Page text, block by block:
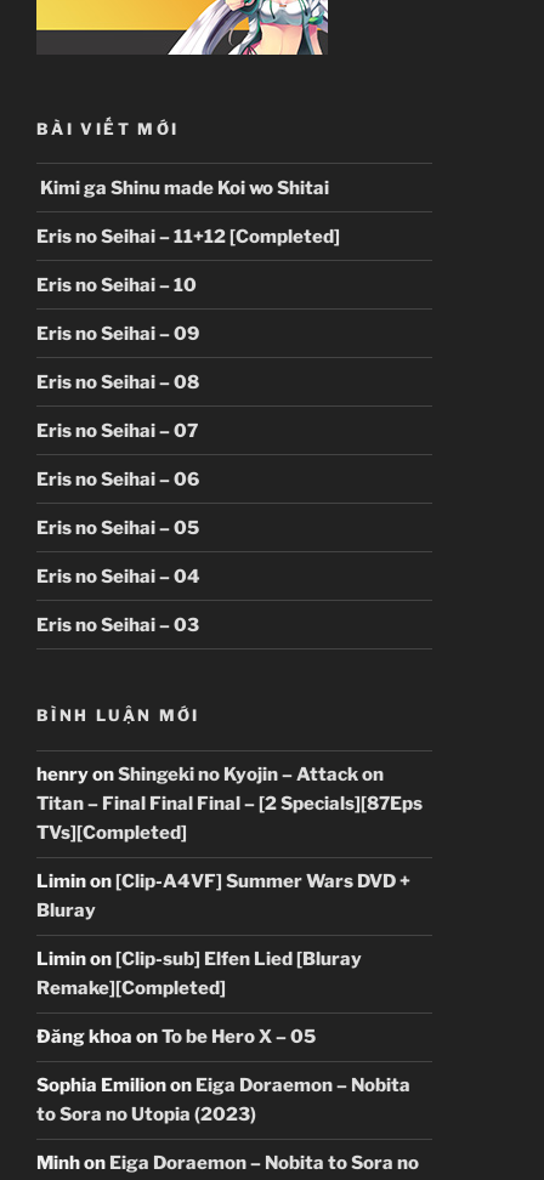
BÀI VIẾT MỚI
Kimi ga Shinu made Koi wo Shitai
Eris no Seihai – 11+12 [Completed]
Eris no Seihai – 10
Eris no Seihai – 09
Eris no Seihai – 08
Eris no Seihai – 07
Eris no Seihai – 06
Eris no Seihai – 05
Eris no Seihai – 04
Eris no Seihai – 03
BÌNH LUẬN MỚI
henryonShingeki no Kyojin – Attack on
Titan – Final Final Final – [2 Specials][87Eps
TVs][Completed]
Liminon [Clip-A4VF] Summer Wars DVD +
Bluray
Liminon [Clip-sub] Elfen Lied [Bluray
Remake][Completed]
Đăng khoa onTo be Hero X – 05
Sophia Emilionon Eiga Doraemon – Nobita
to Sora no Utopia (2023)
Minhon Eiga Doraemon – Nobita to Sora no